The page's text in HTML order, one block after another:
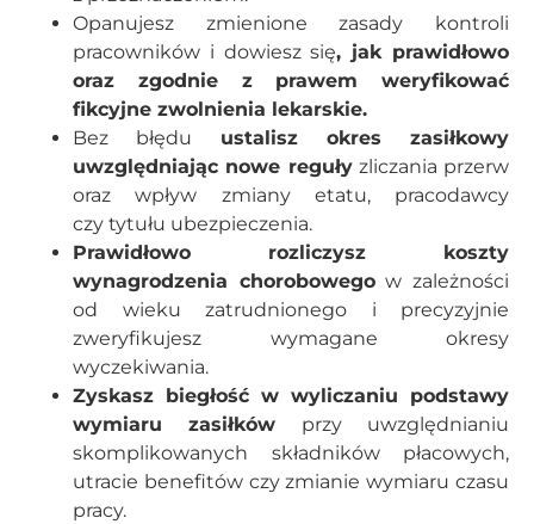
Opanujesz zmienione zasady kontroli
pracowników i dowiesz się, jak prawidłowo
oraz zgodnie z prawem weryfikować
fikcyjne zwolnienia lekarskie.
Bez błędu ustalisz okres zasiłkowy
uwzględniając nowe regułyzliczania przerw
oraz wpływ zmiany etatu, pracodawcy
czy tytułu ubezpieczenia.
Prawidłowo rozliczysz koszty
wynagrodzenia chorobowegow zależności
od wieku zatrudnionego i precyzyjnie
zweryfikujesz wymagane okresy
wyczekiwania.
Zyskasz biegłość w wyliczaniu podstawy
wymiaru zasiłków przy uwzględnianiu
skomplikowanych składników płacowych,
utracie benefitów czy zmianie wymiaru czasu
pracy.